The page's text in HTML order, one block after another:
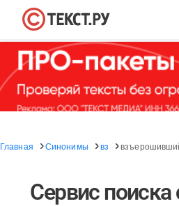
Главная Синонимы вз
Сервис